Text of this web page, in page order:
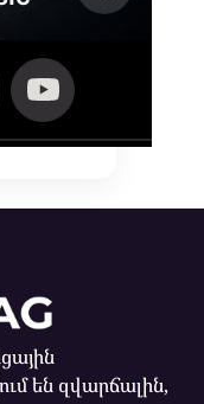
են զվարճալին,